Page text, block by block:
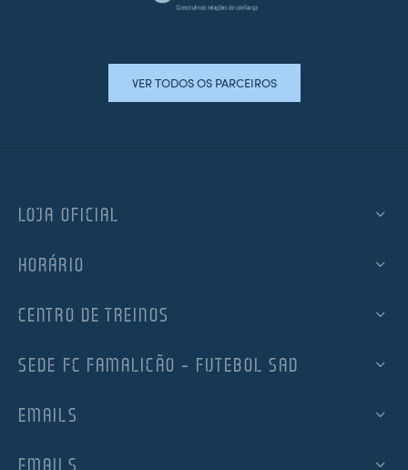
VER TODOS OS PARCEIROS
LOJA OFICIAL
HORÁRIO
CENTRO DE TREINOS
SEDE FC FAMALICÃO – FUTEBOL SAD
EMAILS
EMAILS